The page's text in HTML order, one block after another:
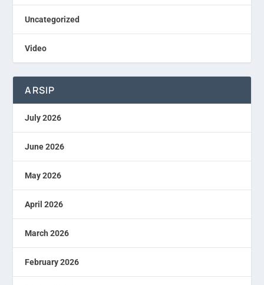
Uncategorized
Video
ARSIP
July 2026
June 2026
May 2026
April 2026
March 2026
February 2026